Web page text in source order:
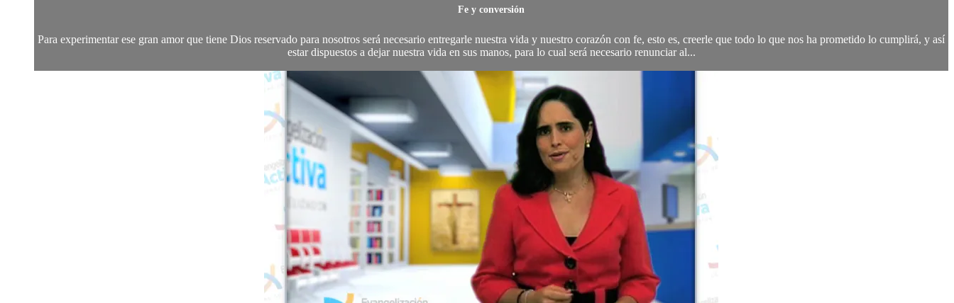
Fe y conversión
Para experimentar ese gran amor que tiene Dios reservado para nosotros será necesario entregarle nuestra vida y nuestro corazón con fe, esto es, creerle que todo lo que nos ha prometido lo cumplirá, y así
estar dispuestos a dejar nuestra vida en sus manos, para lo cual será necesario renunciar al...